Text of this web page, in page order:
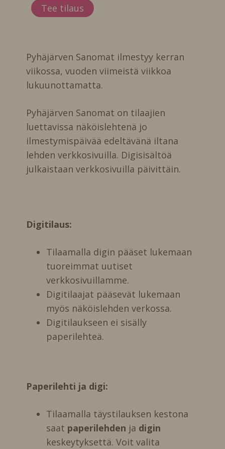
Pyhäjärven Sanomat ilmestyy kerran
viikossa, vuoden viimeistä viikkoa
lukuunottamatta.
Pyhäjärven Sanomat on tilaajien
luettavissa näköislehtenä jo
ilmestymispäivää edeltävänä iltana
lehden verkkosivuilla. Digisisältöä
julkaistaan verkkosivuilla päivittäin.
Digitilaus:
Tilaamalla digin pääset lukemaan
tuoreimmat uutiset
verkkosivuillamme.
Digitilaajat pääsevät lukemaan
myös näköislehden verkossa.
Digitilaukseen ei sisälly
paperilehteä.
Paperilehti ja digi:
Tilaamalla täystilauksen kestona
saat paperilehden ja digin
keskeytyksettä. Voit valita